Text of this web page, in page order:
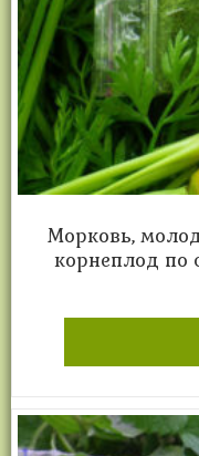
Морковь,
корнеплод